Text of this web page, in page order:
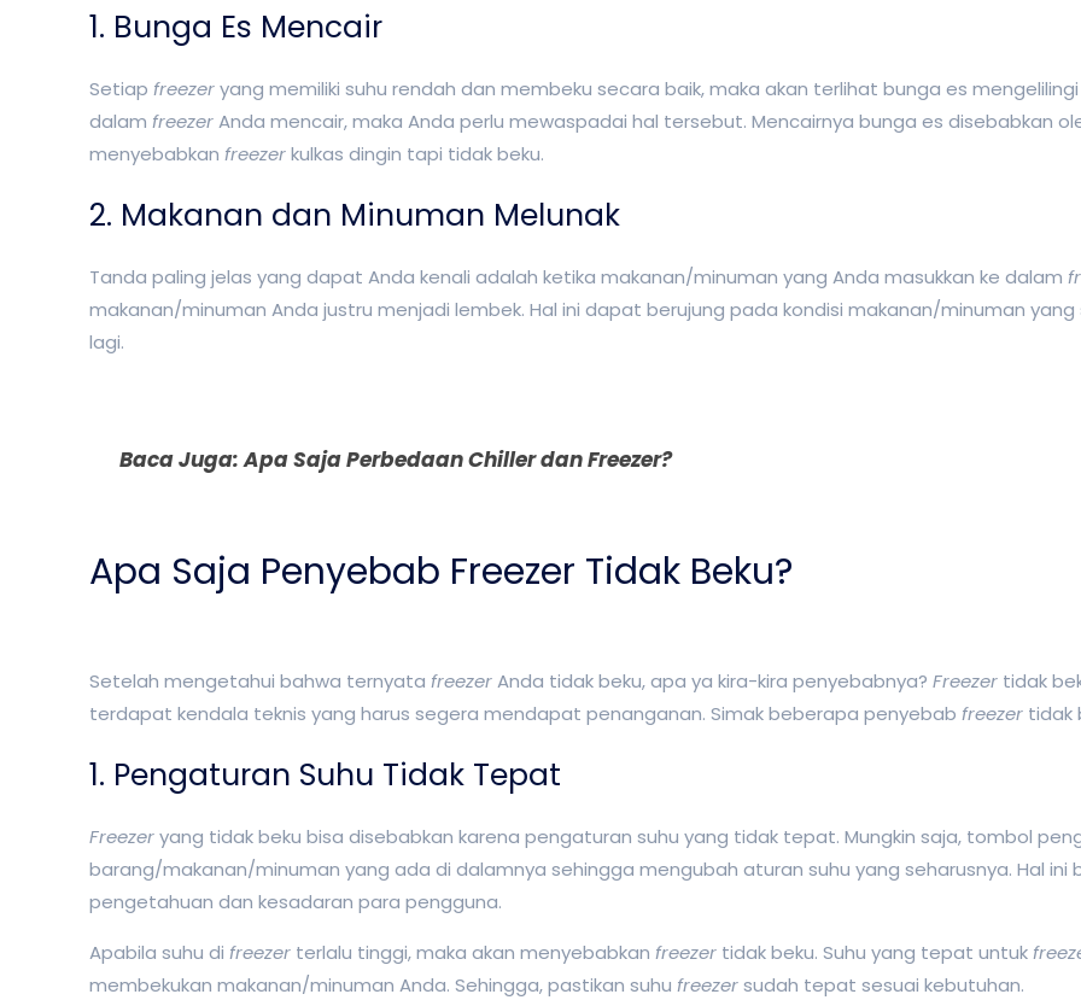
1. Bunga Es Mencair
Setiapfreezeryang memiliki suhu rendah dan membeku secara baik, maka akan terlihat bunga es
dalamfreezerAnda mencair, maka Anda perlu mewaspadai hal tersebut. Mencairnya bunga es disebabkan
menyebabkanfreezerkulkas dingin tapi tidak beku.
2. Makanan dan Minuman Melunak
Tanda paling jelas yang dapat Anda kenali adalah ketika makanan/minuman yang Anda masukkan ke dalam
makanan/minuman Anda justru menjadi lembek. Hal ini dapat berujung pada kondisi makanan/minuman
lagi.
Baca Juga:Apa Saja Perbedaan Chiller dan Freezer?
Apa Saja Penyebab Freezer Tidak Beku?
Setelah mengetahui bahwa ternyatafreezerAnda tidak beku, apa ya kira-kira penyebabnya?Freezer tidak
terdapat kendala teknis yang harus segera mendapat penanganan. Simak beberapa penyebabfreezer tidak
1. Pengaturan Suhu Tidak Tepat
Freezeryang tidak beku bisa disebabkan karena pengaturan suhu yang tidak tepat. Mungkin saja, tombol
barang/makanan/minuman yang ada di dalamnya sehingga mengubah aturan suhu yang seharusnya. Hal ini
pengetahuan dan kesadaran para pengguna.
Apabila suhu difreezer terlalu tinggi, maka akan menyebabkanfreezer tidak beku. Suhu yang tepat untuk
membekukan makanan/minuman Anda. Sehingga, pastikan suhufreezersudah tepat sesuai kebutuhan.